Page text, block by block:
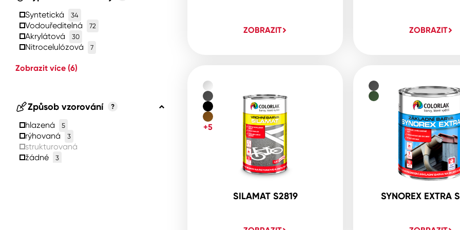
Syntetická 34
Vodouředitelná 72
Akrylátová 30
Nitrocelulózová 7
Zobrazit více (6)
Způsob vzorování ?
hlazená 5
rýhovaná 3
strukturovaná
žádné
3
ZOBRAZIT ZOBRAZIT
SILAMAT S2819
+5
SYNOREX EXTRA